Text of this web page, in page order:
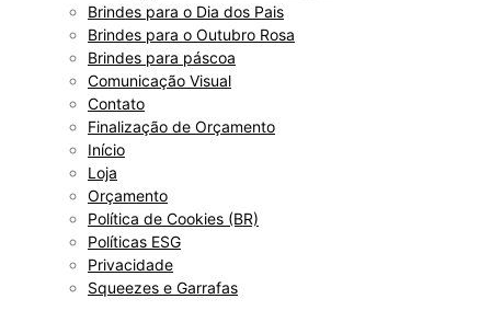
Brindes para o Dia dos Pais
Brindes para o Outubro Rosa
Brindes para páscoa
Comunicação Visual
Contato
Finalização de Orçamento
Início
Loja
Orçamento
Política de Cookies (BR)
Políticas ESG
Privacidade
Squeezes e Garrafas